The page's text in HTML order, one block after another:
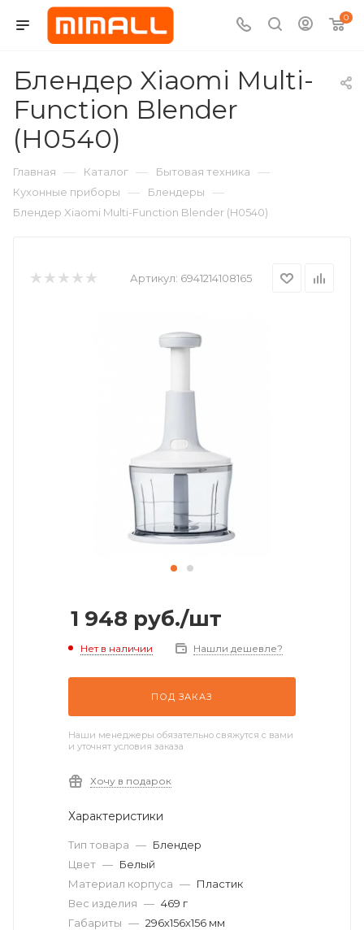
0
Блендер Xiaomi Multi-
Function Blender
(H0540)
Главная — Каталог — Бытовая техника —
Кухонные приборы — Блендеры —
Блендер Xiaomi Multi-Function Blender (H0540)
Артикул: 6941214108165
1 948 руб./шт
Нет в наличии Нашли дешевле?
ПОД ЗАКАЗ
Наши менеджеры обязательно свяжутся с вами
и уточнят условия заказа
Хочу в подарок
Характеристики
Тип товара — Блендер
Цвет — Белый
Материал корпуса — Пластик
Вес изделия — 469 г
Габариты — 296х156х156 мм